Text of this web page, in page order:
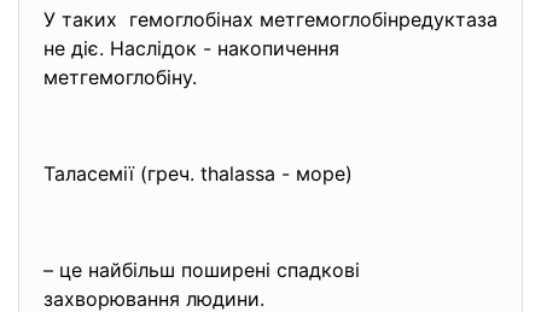
У таких гемоглобінах метгемоглобінредуктаза
не діє. Наслідок - накопичення
метгемоглобіну.
Таласемії (греч. thalassa - море)
– це найбільш поширені спадкові
захворювання людини.